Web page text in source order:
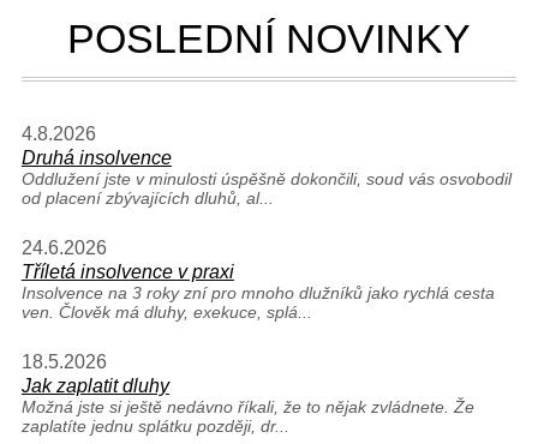
POSLEDNÍ NOVINKY
4.8.2026
Druhá insolvence
Oddlužení jste v minulosti úspěšně dokončili, soud vás osvobodil
od placení zbývajících dluhů, al...
24.6.2026
Tříletá insolvence v praxi
Insolvence na 3 roky zní pro mnoho dlužníků jako rychlá cesta
ven. Člověk má dluhy, exekuce, splá...
18.5.2026
Jak zaplatit dluhy
Možná jste si ještě nedávno říkali, že to nějak zvládnete. Že
zaplatíte jednu splátku později, dr...